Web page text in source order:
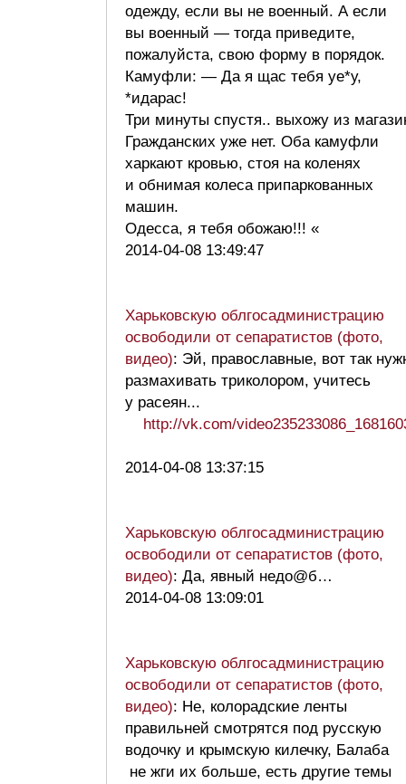
одежду, если вы не военный. А если
вы военный — тогда приведите,
пожалуйста, свою форму в порядок.
Камуфли: — Да я щас тебя уе*у,
*идарас!
Три минуты спустя.. выхожу из
Гражданских уже нет. Оба камуфли
харкают кровью, стоя на коленях
и обнимая колеса припаркованных
машин.
Одесса, я тебя обожаю!!! «
2014-04-08 13:49:47
Харьковскую облгосадминистрацию
освободили от сепаратистов (фото,
видео): Эй, православные, вот так
размахивать триколором, учитесь
у расеян...
http://vk.com/
2014-04-08 13:37:15
Харьковскую облгосадминистрацию
освободили от сепаратистов (фото,
видео): Да, явный недо@б…
2014-04-08 13:09:01
Харьковскую облгосадминистрацию
освободили от сепаратистов (фото,
видео): Не, колорадские ленты
правильней смотрятся под русскую
водочку и крымскую килечку, Балаба
не жги их больше, есть другие темы